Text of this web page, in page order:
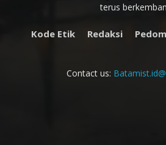
terus
Kode Etik Redaksi
Contact us: